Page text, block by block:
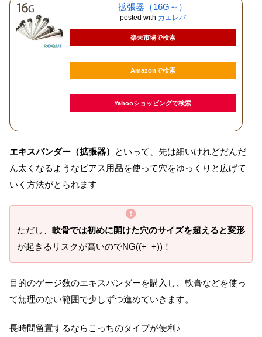
拡張器（16G～）
posted with カエレバ
楽天市場で検索
Amazonで検索
Yahooショッピングで検索
エキスパンダー（拡張器）
といって、先は細いけれどだんだ
ん太くなるようなピアス用品を使って穴をゆっくりと広げて
いく方法がとられます
ただし、 軟骨では初めに開けた穴のサイズを超えると変形
が起きるリスクが高いのでNG((+_+))！
目的のゲージ数のエキスパンダーを購入し、軟膏などを使っ
て無理のない範囲で少しずつ進めていきます。
長時間留置するならこっちのタイプが便利♪